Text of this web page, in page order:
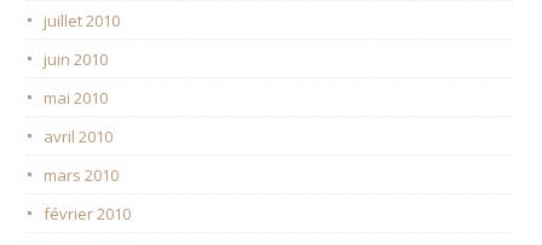
juillet 2010
juin 2010
mai 2010
avril 2010
mars 2010
février 2010